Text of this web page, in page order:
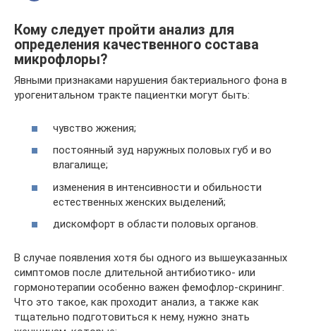
Кому следует пройти анализ для
определения качественного состава
микрофлоры?
Явными признаками нарушения бактериального фона в
урогенитальном тракте пациентки могут быть:
чувство жжения;
постоянный зуд наружных половых губ и во
влагалище;
изменения в интенсивности и обильности
естественных женских выделений;
дискомфорт в области половых органов.
В случае появления хотя бы одного из вышеуказанных
симптомов после длительной антибиотико- или
гормонотерапии особенно важен фемофлор-скрининг.
Что это такое, как проходит анализ, а также как
тщательно подготовиться к нему, нужно знать